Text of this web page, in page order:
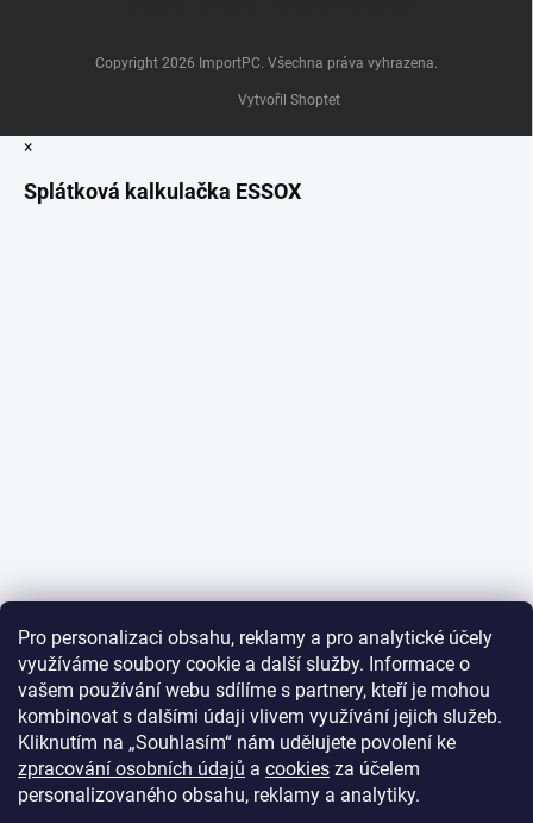
Pro personalizaci obsahu, reklamy a pro analytické účely
využíváme soubory cookie a další služby. Informace o
vašem používání webu sdílíme s partnery, kteří je mohou
kombinovat s dalšími údaji vlivem využívání jejich služeb.
Kliknutím na „Souhlasím“ nám udělujete povolení ke
zpracování osobních údajů a cookies za účelem
personalizovaného obsahu, reklamy a analytiky.
Vytvořil Shoptet
Copyright 2026 ImportPC. Všechna práva vyhrazena.
×
Splátková kalkulačka ESSOX